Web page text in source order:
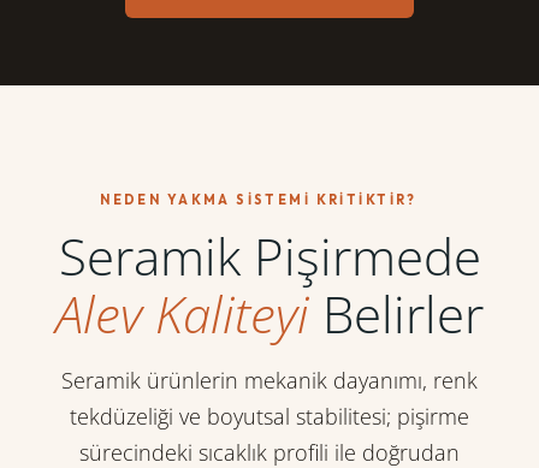
NEDEN YAKMA SISTEMI KRITIKTIR?
Seramik Pişirmede
Alev Kaliteyi Belirler
Seramik ürünlerin mekanik dayanımı, renk
tekdüzeliği ve boyutsal stabilitesi; pişirme
sürecindeki sıcaklık profili ile doğrudan